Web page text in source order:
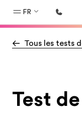
FR
Accueil
Nos offres
Tous les tests
Test